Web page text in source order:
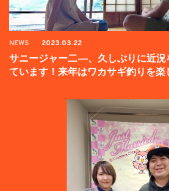
NEWS 2023.03.22
サニージャー二―、久しぶりに近況
ています！来年はワカサギ釣りを楽